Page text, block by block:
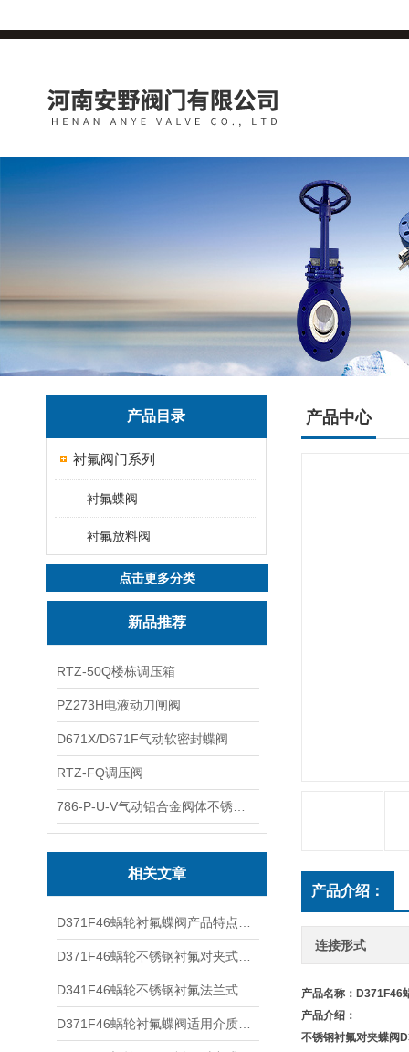
产品目录
衬氟阀门系列
衬氟蝶阀
衬氟放料阀
点击更多分类
新品推荐
RTZ-50Q楼栋调压箱
PZ273H电液动刀闸阀
D671X/D671F气动软密封蝶阀
RTZ-FQ调压阀
相关文章
产品中心
产品介绍：
连接形式
产品名称：D371F46
产品介绍：
不锈钢衬氟对夹蝶阀